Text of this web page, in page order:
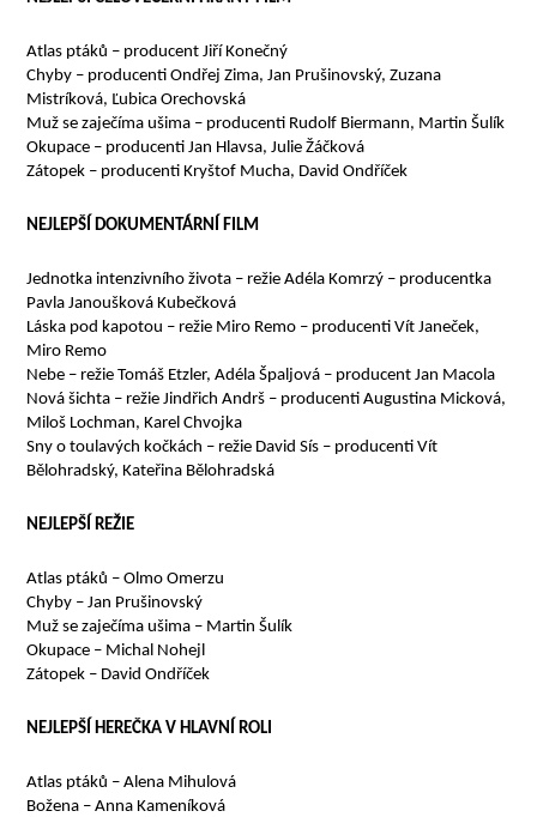
Atlas ptáků – producent Jiří Konečný
Chyby – producenti Ondřej Zima, Jan Prušinovský, Zuzana
Mistríková, Ľubica Orechovská
Muž se zaječíma ušima – producenti Rudolf Biermann, Martin Šulík
Okupace – producenti Jan Hlavsa, Julie Žáčková
Zátopek – producenti Kryštof Mucha, David Ondříček
NEJLEPŠÍ DOKUMENTÁRNÍ FILM
Jednotka intenzivního života – režie Adéla Komrzý – producentka
Pavla Janoušková Kubečková
Láska pod kapotou – režie Miro Remo – producenti Vít Janeček,
Miro Remo
Nebe – režie Tomáš Etzler, Adéla Špaljová – producent Jan Macola
Nová šichta – režie Jindřich Andrš – producenti Augustina Micková,
Miloš Lochman, Karel Chvojka
Sny o toulavých kočkách – režie David Sís – producenti Vít
Bělohradský, Kateřina Bělohradská
NEJLEPŠÍ REŽIE
Atlas ptáků – Olmo Omerzu
Chyby – Jan Prušinovský
Muž se zaječíma ušima – Martin Šulík
Okupace – Michal Nohejl
Zátopek – David Ondříček
NEJLEPŠÍ HEREČKA V HLAVNÍ ROLI
Atlas ptáků – Alena Mihulová
Božena – Anna Kameníková